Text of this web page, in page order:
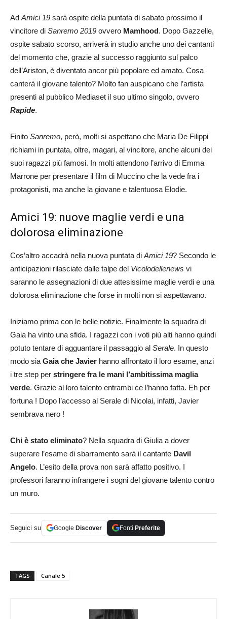
Ad Amici 19 sarà ospite della puntata di sabato prossimo il
vincitore di Sanremo 2019 ovvero Mamhood. Dopo Gazzelle,
ospite sabato scorso, arriverà in studio anche uno dei cantanti
del momento che, grazie al successo raggiunto sul palco
dell’Ariston, è diventato ancor più popolare ed amato. Cosa
canterà il giovane talento? Molto fan auspicano che l’artista
presenti al pubblico Mediaset il suo ultimo singolo, ovvero
Rapide.
Finito Sanremo, però, molti si aspettano che Maria De Filippi
richiami in puntata, oltre, magari, al vincitore, anche alcuni dei
suoi ragazzi più famosi. In molti attendono l’arrivo di Emma
Marrone per presentare il film di Muccino che la vede fra i
protagonisti, ma anche la giovane e talentuosa Elodie.
Amici 19: nuove maglie verdi e una
dolorosa eliminazione
Cos’altro accadrà nella nuova puntata di Amici 19? Secondo le
anticipazioni rilasciate dalle talpe del Vicolodellenews vi
saranno le assegnazioni di due attesissime maglie verdi e una
dolorosa eliminazione che forse in molti non si aspettavano.
Iniziamo prima con le belle notizie. Finalmente la squadra di
Gaia ha vinto una sfida. I ragazzi con i voti più alti hanno quindi
potuto tentare di agguantare il passaggio al Serale. In questo
modo sia Gaia che Javier hanno affrontato il loro esame, anzi
i tre step per stringere fra le mani l’ambitissima maglia
verde. Grazie al loro talento entrambi ce l’hanno fatta. Eh per
fortuna ! Dopo l’accesso al Serale di Nicolai, infatti, Javier
sembrava nero !
Chi è stato eliminato? Nella squadra di Giulia a dover
superare l’esame di sbarramento sarà il cantante Davil
Angelo. L’esito della prova non sarà affatto positivo. I
professori faranno infrangere i sogni del giovane talento contro
un muro.
Seguici su Google Discover Fonti Preferite
TAGS Canale 5